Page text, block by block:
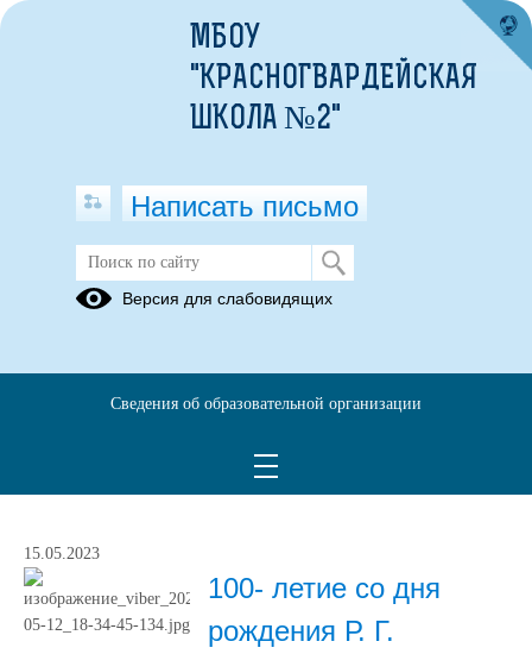
Работа библиотеки
День народного
единства
15.05.2023
100- летие со дня
рождения Р. Г.
МБОУ
"КРАСНОГВАРДЕЙСКАЯ
ШКОЛА №2"
Написать письмо
Версия для слабовидящих
Сведения об образовательной организации